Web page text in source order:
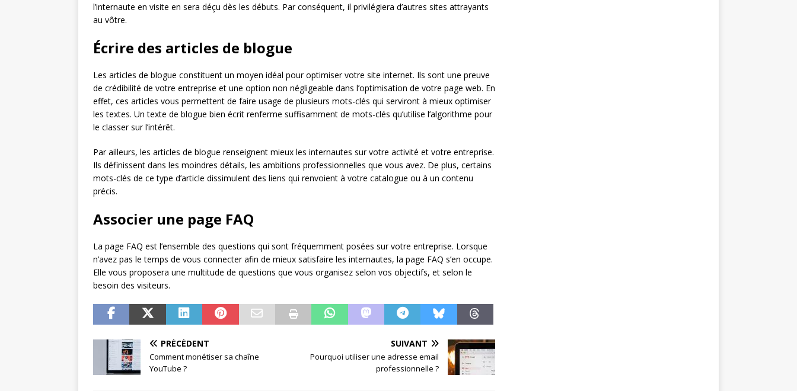
l’internaute en visite en sera déçu dès les débuts. Par conséquent, il privilégiera d’autres sites attrayants
au vôtre.
Écrire des articles de blogue
Les articles de blogue constituent un moyen idéal pour optimiser votre site internet. Ils sont une preuve
de crédibilité de votre entreprise et une option non négligeable dans l’optimisation de votre page web. En
effet, ces articles vous permettent de faire usage de plusieurs mots-clés qui serviront à mieux optimiser
les textes. Un texte de blogue bien écrit renferme suffisamment de mots-clés qu’utilise l’algorithme pour
le classer sur l’intérêt.
Par ailleurs, les articles de blogue renseignent mieux les internautes sur votre activité et votre entreprise.
Ils définissent dans les moindres détails, les ambitions professionnelles que vous avez. De plus, certains
mots-clés de ce type d’article dissimulent des liens qui renvoient à votre catalogue ou à un contenu
précis.
Associer une page FAQ
La page FAQ est l’ensemble des questions qui sont fréquemment posées sur votre entreprise. Lorsque
n’avez pas le temps de vous connecter afin de mieux satisfaire les internautes, la page FAQ s’en occupe.
Elle vous proposera une multitude de questions que vous organisez selon vos objectifs, et selon le
besoin des visiteurs.
PRÉCÉDENT
Comment monétiser sa chaîne
YouTube ?
SUIVANT
Pourquoi utiliser une adresse email
professionnelle ?